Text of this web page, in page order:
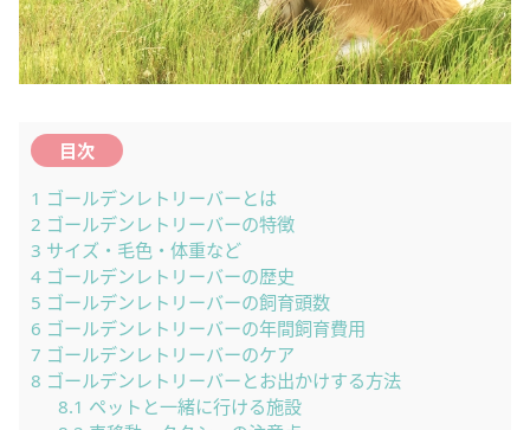
目次
1 ゴールデンレトリーバーとは
2 ゴールデンレトリーバーの特徴
3 サイズ・毛色・体重など
4 ゴールデンレトリーバーの歴史
5 ゴールデンレトリーバーの飼育頭数
6 ゴールデンレトリーバーの年間飼育費用
7 ゴールデンレトリーバーのケア
8 ゴールデンレトリーバーとお出かけする方法
8.1 ペットと一緒に行ける施設